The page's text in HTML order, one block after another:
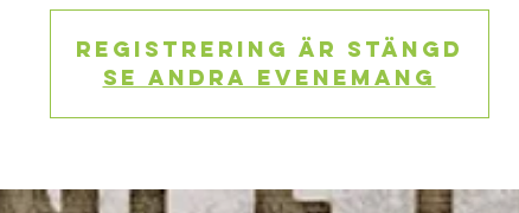
Registrering är stängd
Se andra evenemang